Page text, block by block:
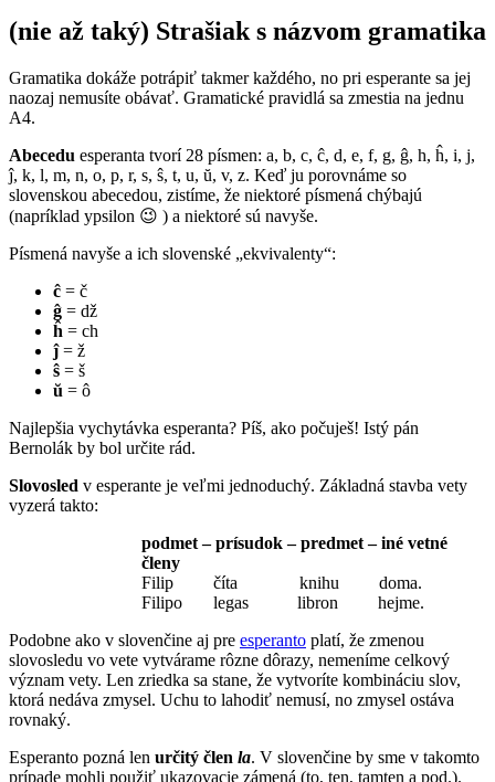
(nie až taký) Strašiak s názvom gramatika
Gramatika dokáže potrápiť takmer každého, no pri esperante sa jej
naozaj nemusíte obávať. Gramatické pravidlá sa zmestia na jednu
A4.
Abecedu esperanta tvorí 28 písmen: a, b, c, ĉ, d, e, f, g, ĝ, h, ĥ, i, j,
ĵ, k, l, m, n, o, p, r, s, ŝ, t, u, ŭ, v, z. Keď ju porovnáme so
slovenskou abecedou, zistíme, že niektoré písmená chýbajú
(napríklad ypsilon 😉 ) a niektoré sú navyše.
Písmená navyše a ich slovenské „ekvivalenty“:
ĉ = č
ĝ = dž
ĥ = ch
ĵ= ž
ŝ = š
ŭ = ô
Najlepšia vychytávka esperanta? Píš, ako počuješ! Istý pán
Bernolák by bol určite rád.
Slovosled v esperante je veľmi jednoduchý. Základná stavba vety
vyzerá takto:
podmet – prísudok – predmet – iné vetné
členy
Filip číta knihu doma.
Filipo legas libron hejme.
Podobne ako v slovenčine aj pre esperanto platí, že zmenou
slovosledu vo vete vytvárame rôzne dôrazy, nemeníme celkový
význam vety. Len zriedka sa stane, že vytvoríte kombináciu slov,
ktorá nedáva zmysel. Uchu to lahodiť nemusí, no zmysel ostáva
rovnaký.
Esperanto pozná len určitý člen la. V slovenčine by sme v takomto
prípade mohli použiť ukazovacie zámená (to, ten, tamten a pod.).